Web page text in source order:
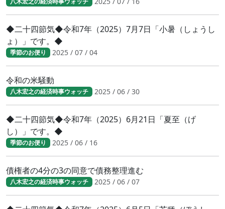
◆二十四節気◆令和7年（2025）7月7日「小暑（しょうし
ょ）」です。◆
季節のお便り 2025 / 07 / 04
令和の米騒動
八木宏之の経済時事ウォッチ 2025 / 06 / 30
◆二十四節気◆令和7年（2025）6月21日「夏至（げ
し）」です。◆
季節のお便り 2025 / 06 / 16
債権者の4分の3の同意で債務整理進む
八木宏之の経済時事ウォッチ 2025 / 06 / 07